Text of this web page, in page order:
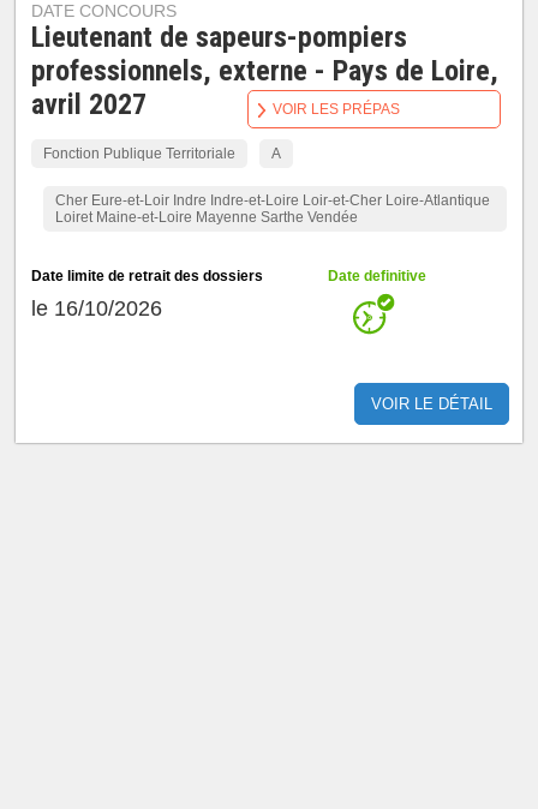
DATE CONCOURS
Lieutenant de sapeurs-pompiers
professionnels, externe - Pays de Loire,
avril 2027
Fonction Publique Territoriale A
Cher Eure-et-Loir Indre Indre-et-Loire Loir-et-Cher Loire-Atlantique
Loiret Maine-et-Loire Mayenne Sarthe Vendée
Date limite de retrait des dossiers
le 16/10/2026
Date definitive
VOIR LE DÉTAIL
VOIR LES PRÉPAS